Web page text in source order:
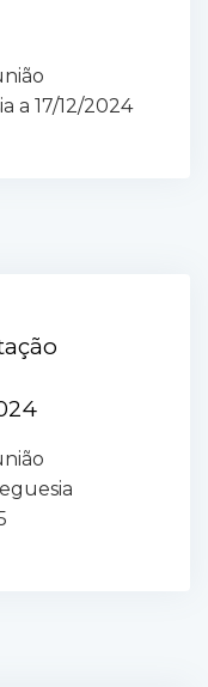
a 17/12/2024